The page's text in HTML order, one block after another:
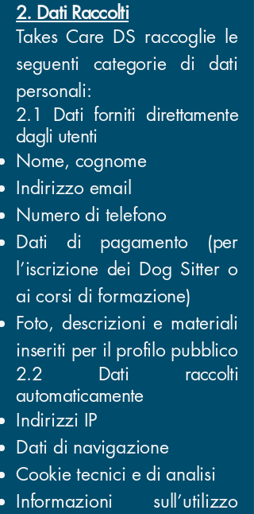
2. Dati Raccolti
Takes Care DS raccoglie le
seguenti categorie di dati
personali:
2.1 Dati forniti direttamente
dagli utenti
Nome, cognome
Indirizzo email
Numero di telefono
Dati di pagamento (per
l’iscrizione dei Dog Sitter o
ai corsi di formazione)
Foto, descrizioni e materiali
inseriti per il profilo pubblico
2.2 Dati raccolti
automaticamente
Indirizzi IP
Dati di navigazione
Cookie tecnici e di analisi
Informazioni sull’utilizzo